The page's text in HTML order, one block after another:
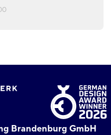
Brandenburg GmbH